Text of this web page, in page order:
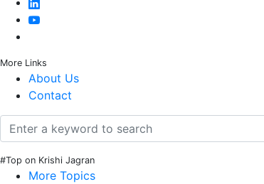
More Links
About Us
Contact
#Top on Krishi Jagran
More Topics